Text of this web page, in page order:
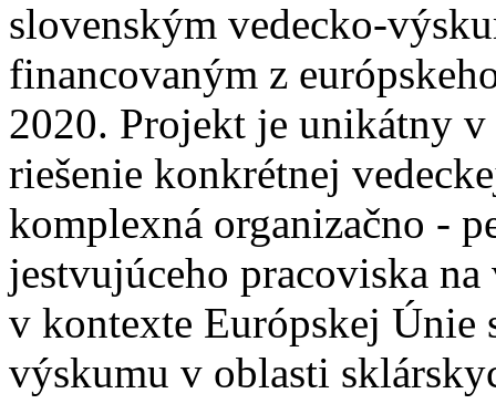
slovenským vedecko-
financovaným z
2020. Projekt je unikátny v
riešenie konkrétnej
komplexná organizačno -
jestvujúceho pracoviska
v kontexte Európskej Únie
výskumu v oblasti